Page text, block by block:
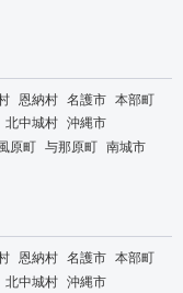
恩納村 名護市 本部町
北中城村 沖縄市
原町 与那原町 南城市
恩納村 名護市 本部町
北中城村 沖縄市